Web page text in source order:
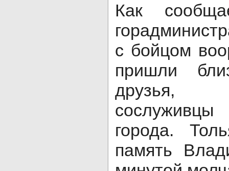
Как
с бойцом
пришли
города.
память